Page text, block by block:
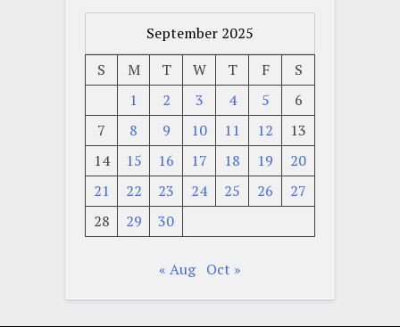
September 2025
S
M T W T F
S
1
2 3 4 5
6
7
8 9 10 11 12
13
14
15 16 17 18 19
20
21
22 23 24 25 26
27
28
29 30
« Aug Oct »